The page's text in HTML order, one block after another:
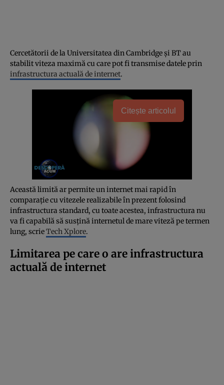
Cercetătorii de la Universitatea din Cambridge și BT au
stabilit viteza maximă cu care pot fi transmise datele prin
infrastructura actuală de internet.
Citește articolul
Această limită ar permite un internet mai rapid în
comparație cu vitezele realizabile în prezent folosind
infrastructura standard, cu toate acestea, infrastructura nu
va fi capabilă să susțină internetul de mare viteză pe termen
lung, scrieTech Xplore.
Limitarea pe care o are infrastructura
actuală de internet